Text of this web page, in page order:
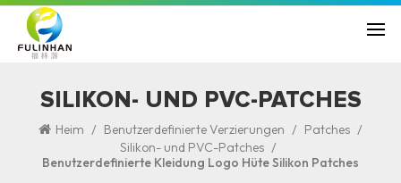
SILIKON- UND PVC-PATCHES
Heim / Benutzerdefinierte Verzierungen / Patches /
Silikon- und PVC-Patches /
Benutzerdefinierte Kleidung Logo Hüte Silikon Patches